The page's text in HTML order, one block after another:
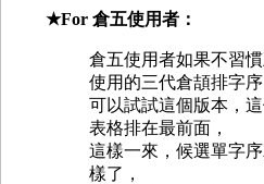
★For 倉五使用者：
倉五使用者如果不習
使用的三代倉頡排字序
可以試試這個版本，
表格排在最前面，
這樣一來，候選單字
樣了，